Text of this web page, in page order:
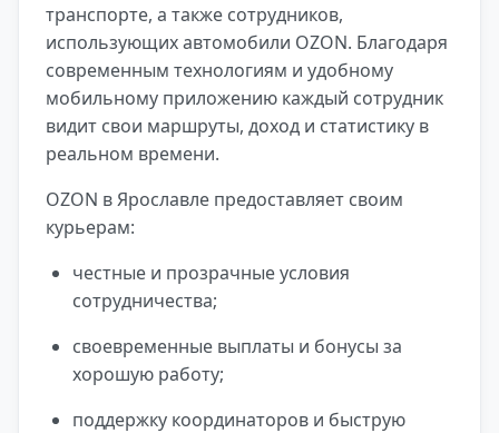
транспорте, а также сотрудников,
использующих автомобили OZON. Благодаря
современным технологиям и удобному
мобильному приложению каждый сотрудник
видит свои маршруты, доход и статистику в
реальном времени.
OZON в Ярославле предоставляет своим
курьерам:
честные и прозрачные условия
сотрудничества;
своевременные выплаты и бонусы за
хорошую работу;
поддержку координаторов и быструю